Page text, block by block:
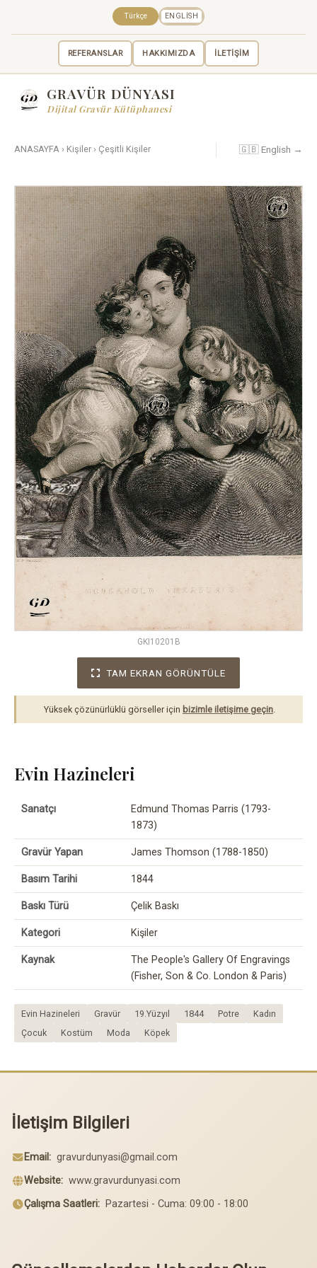
REFERANSLAR HAKKIMIZDA İLETİŞİM
Türkçe ENGLISH
GRAVÜR DÜNYASI
Dijital Gravür Kütüphanesi
ANASAYFA › Kişiler › Çeşitli Kişiler 🇬🇧 English →
GKI10201B
TAM EKRAN GÖRÜNTÜLE
Yüksek çözünürlüklü görseller için bizimle iletişime geçin.
Evin Hazineleri
Sanatçı
Edmund Thomas Parris (1793-
1873)
Gravür Yapan James Thomson (1788-1850)
Basım Tarihi 1844
Baskı Türü Çelik Baskı
Kategori Kişiler
Kaynak
The People's Gallery Of Engravings
(Fisher, Son & Co. London & Paris)
Evin Hazineleri Gravür 19.Yüzyıl 1844 Potre
Kadın
Çocuk
Kostüm Moda Köpek
İletişim Bilgileri
Email: gravurdunyasi@gmail.com
Website: www.gravurdunyasi.com
Çalışma Saatleri: Pazartesi - Cuma: 09:00 - 18:00